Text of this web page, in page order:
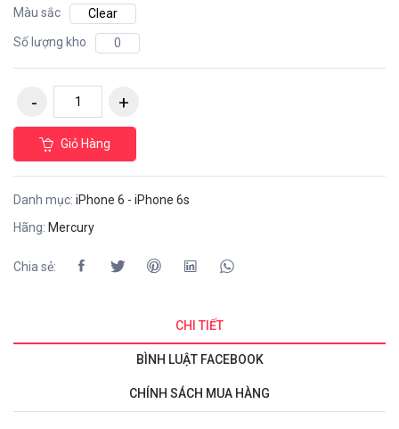
Màu sắc
Clear
Số lượng kho
0
Giỏ Hàng
Danh mục: iPhone 6 - iPhone 6s
Hãng: Mercury
Chia sẻ:
CHI TIẾT
BÌNH LUẬT FACEBOOK
CHÍNH SÁCH MUA HÀNG